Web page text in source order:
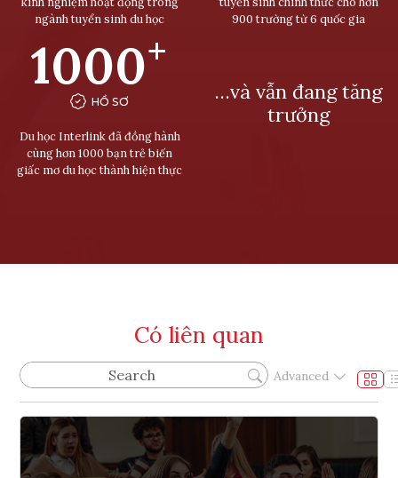
ngành tuyển sinh du học
900 trường từ 6 quốc gia
1000+
HỒ SƠ
Du học Interlink đã đồng hành
cùng hơn 1000 bạn trẻ biến
giấc mơ du học thành hiện thực
…và vẫn đang tăng
trưởng
Có liên quan
Advanced